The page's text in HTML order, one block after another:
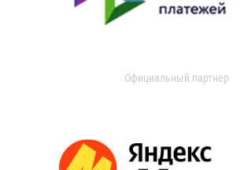
Официальный партнер